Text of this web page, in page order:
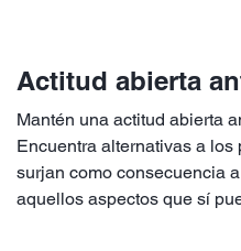
Actitud abierta
Mantén una actitud abierta
Encuentra alternativas a
surjan como consecuencia
aquellos aspectos que sí